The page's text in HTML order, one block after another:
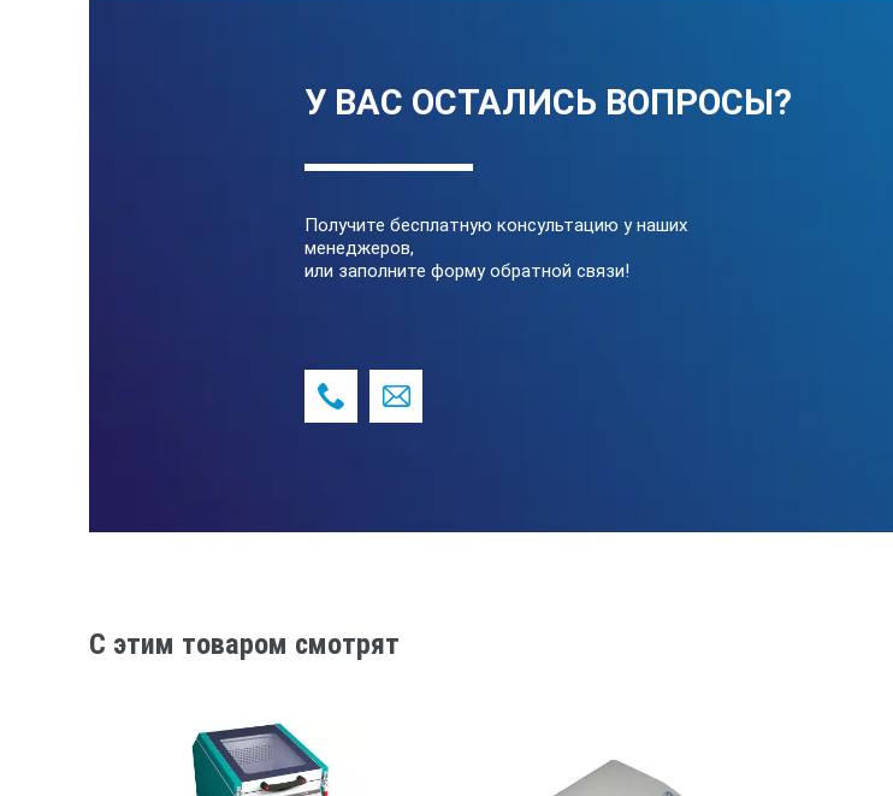
У ВАС ОСТАЛИСЬ ВОПРОСЫ?
Получите бесплатную консультацию у наших
менеджеров,
или заполните форму обратной связи!
C этим товаром смотрят